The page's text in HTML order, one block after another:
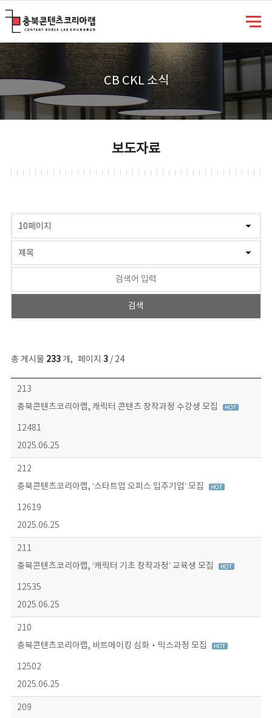
CB CKL 소식
보도자료
총 게시물 233개, 페이지 3/ 24
보도자료 목록 - 번호, 제목, 작성자, 파일, 조회수, 작성일 정보 제공
213
충북콘텐츠코리아랩, 캐릭터 콘텐츠 창작과정 수강생 모집
12481
2025.06.25
212
충북콘텐츠코리아랩, ‘스타트업 오피스 입주기업’ 모집
12619
2025.06.25
211
충북콘텐츠코리아랩, ‘캐릭터 기초 창작과정’ 교육생 모집
12535
2025.06.25
210
충북콘텐츠코리아랩, 비트메이킹 심화‧믹스과정 모집
12502
2025.06.25
209